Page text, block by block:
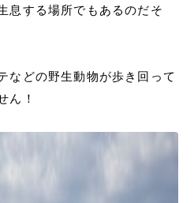
息する場所でもあるのだそ
などの野生動物が歩き回って
ん！